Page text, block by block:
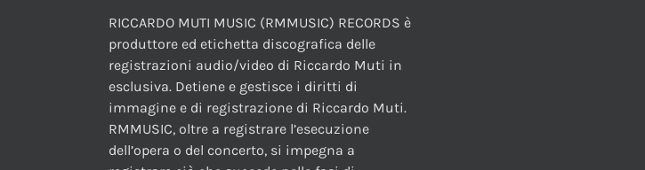
RICCARDO MUTI MUSIC (RMMUSIC) RECORDS è
produttore ed etichetta discografica delle
registrazioni audio/video di Riccardo Muti in
esclusiva. Detiene e gestisce i diritti di
immagine e di registrazione di Riccardo Muti.
RMMUSIC, oltre a registrare l’esecuzione
dell’opera o del concerto, si impegna a